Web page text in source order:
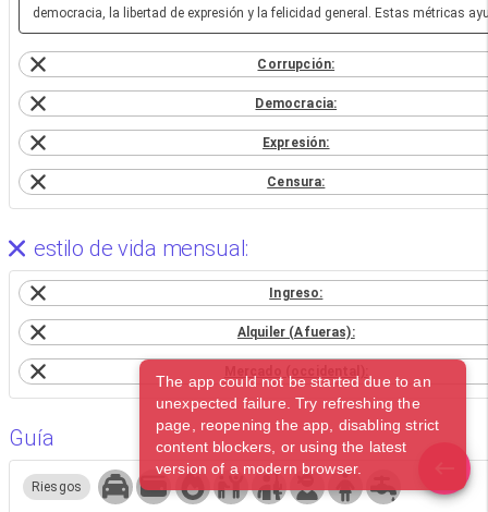
democracia, la libertad de expresión y la felicidad general. Estas métricas
Corrupción:
Democracia:
Expresión:
Censura:
estilo de vida mensual:
Ingreso:
Alquiler (Afueras):
Guía
Riesgos
The app could not be started due to an
unexpected failure. Try refreshing the
page, reopening the app, disabling strict
content blockers, or using the latest
version of a modern browser.